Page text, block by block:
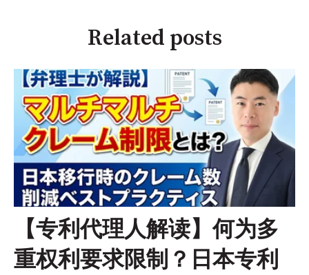
Related posts
【专利代理人解读】何为多
重权利要求限制？日本专利